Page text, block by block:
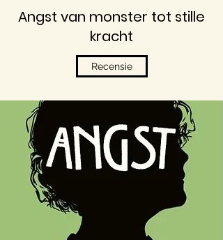
Angst van monster tot stille
kracht
Recensie